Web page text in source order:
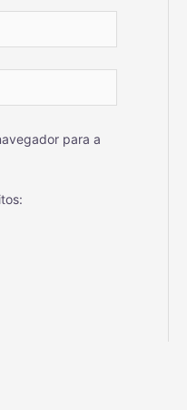
para a